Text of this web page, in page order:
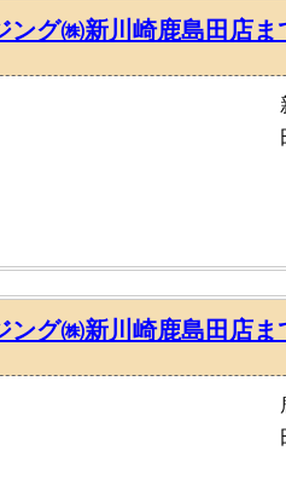
ング㈱新川崎鹿島田店ま
ング㈱新川崎鹿島田店ま